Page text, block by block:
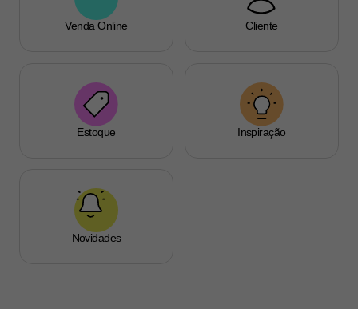
Venda Online Cliente
Estoque Inspiração
Novidades